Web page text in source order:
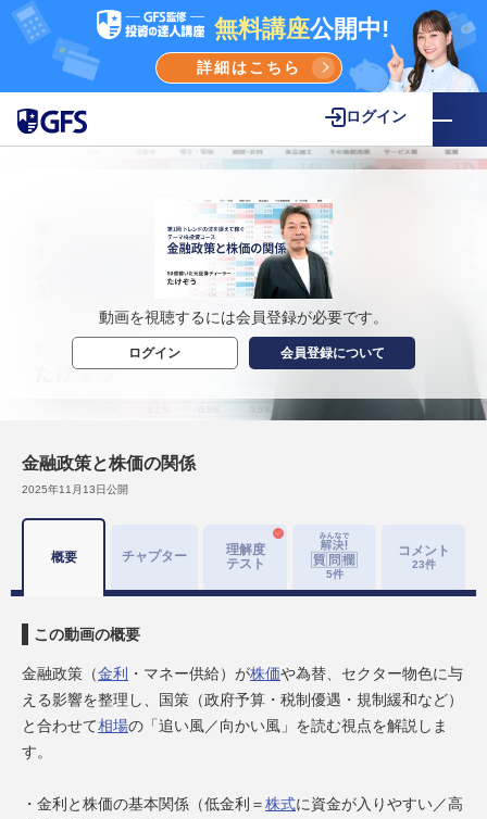
無料講座公開中!
詳細はこちら
ログイン
動画を視聴するには会員登録が必要です。
ログイン 会員登録について
金融政策と株価の関係
2025年11月13日公開
概要 チャプター
理解度
テスト
5件
コメント
23件
この動画の概要
金融政策（金利 ・マネー供給）が株価や為替、セクター物色に与
える影響を整理し、国策（政府予算・税制優遇・規制緩和など）
と合わせて相場の「追い風／向かい風」を読む視点を解説しま
す。
・金利と株価の基本関係（低金利＝株式に資金が入りやすい／高